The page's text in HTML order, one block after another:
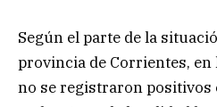
Según el parte de la
provincia de Corrientes,
no se registraron positivos